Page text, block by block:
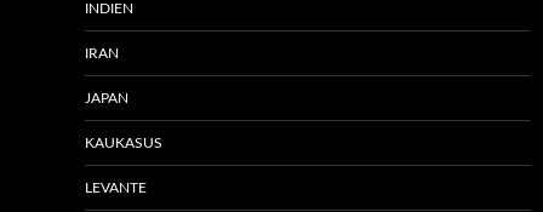
INDIEN
IRAN
JAPAN
KAUKASUS
LEVANTE